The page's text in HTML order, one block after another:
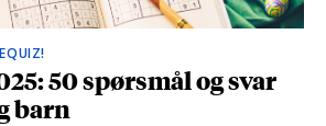
50 spørsmål og svar
barn